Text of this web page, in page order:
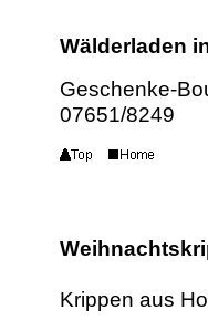
Wälderladen
Geschenke-
07651/8249
Krippen aus